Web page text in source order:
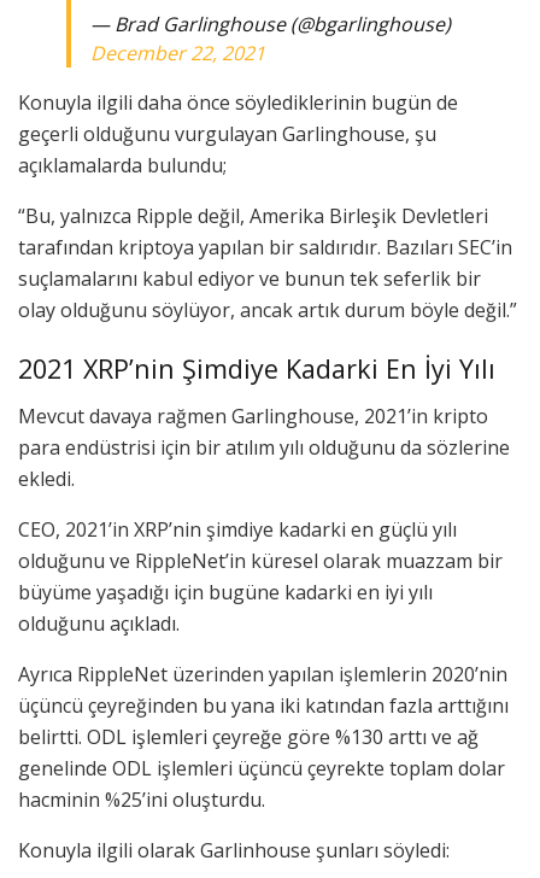
— Brad Garlinghouse (@bgarlinghouse)
December 22, 2021
Konuyla ilgili daha önce söylediklerinin bugün de
geçerli olduğunu vurgulayan Garlinghouse, şu
açıklamalarda bulundu;
“Bu, yalnızca Ripple değil, Amerika Birleşik Devletleri
tarafından kriptoya yapılan bir saldırıdır. Bazıları SEC’in
suçlamalarını kabul ediyor ve bunun tek seferlik bir
olay olduğunu söylüyor, ancak artık durum böyle değil.”
2021 XRP’nin Şimdiye Kadarki En İyi Yılı
Mevcut davaya rağmen Garlinghouse, 2021’in kripto
para endüstrisi için bir atılım yılı olduğunu da sözlerine
ekledi.
CEO, 2021’in XRP’nin şimdiye kadarki en güçlü yılı
olduğunu ve RippleNet’in küresel olarak muazzam bir
büyüme yaşadığı için bugüne kadarki en iyi yılı
olduğunu açıkladı.
Ayrıca RippleNet üzerinden yapılan işlemlerin 2020’nin
üçüncü çeyreğinden bu yana iki katından fazla arttığını
belirtti. ODL işlemleri çeyreğe göre %130 arttı ve ağ
genelinde ODL işlemleri üçüncü çeyrekte toplam dolar
hacminin %25’ini oluşturdu.
Konuyla ilgili olarak Garlinhouse şunları söyledi: